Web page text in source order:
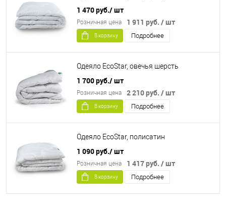
1 470 руб./ шт
1 911 руб. / шт
Розничная цена
В корзину Подробнее
Одеяло EcoStar, овечья шерсть
1 700 руб./ шт
2 210 руб. / шт
Розничная цена
В корзину Подробнее
Одеяло EcoStar, полисатин
1 090 руб./ шт
1 417 руб. / шт
Розничная цена
В корзину Подробнее